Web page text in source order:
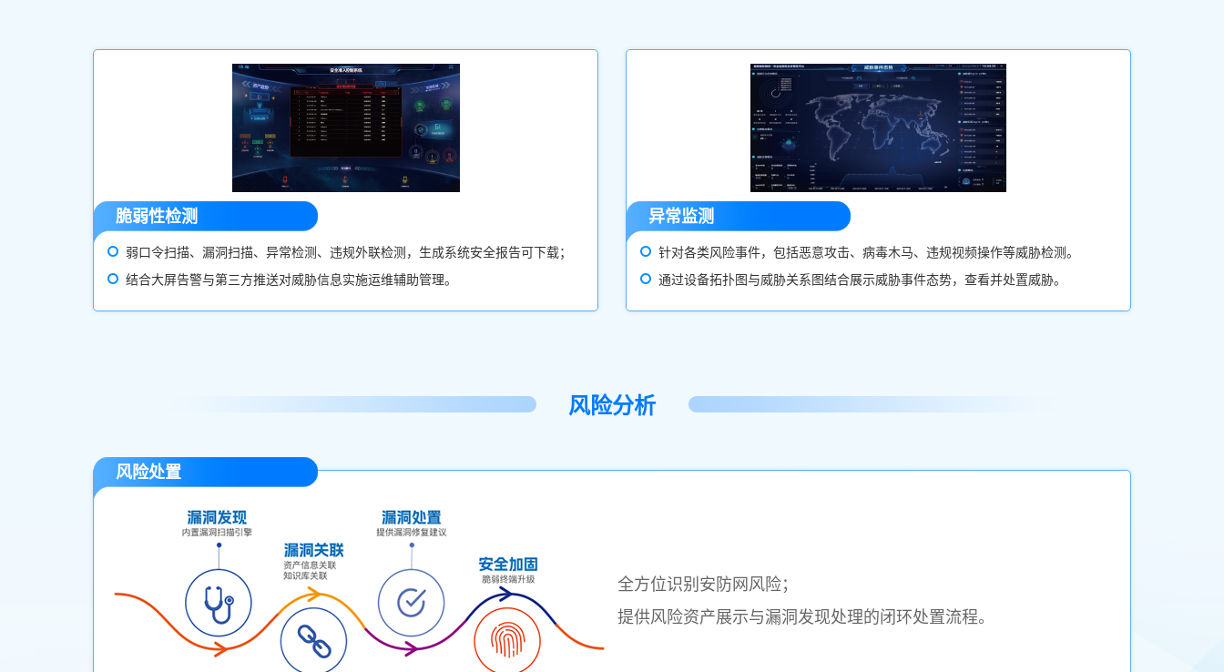
脆弱性检测
弱口令扫描、漏洞扫描、异常检测、违规外联检测，生成系统安全报告可下载；
结合大屏告警与第三方推送对威胁信息实施运维辅助管理。
异常监测
针对各类风险事件，包括恶意攻击、病毒木马、违规视频操作等威胁检测。
通过设备拓扑图与威胁关系图结合展示威胁事件态势，查看并处置威胁。
风险分析
风险处置
全方位识别安防网风险；
提供风险资产展示与漏洞发现处理的闭环处置流程。